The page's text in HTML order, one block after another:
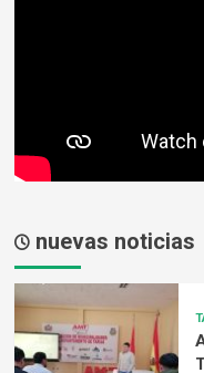
y
nuevas noticias